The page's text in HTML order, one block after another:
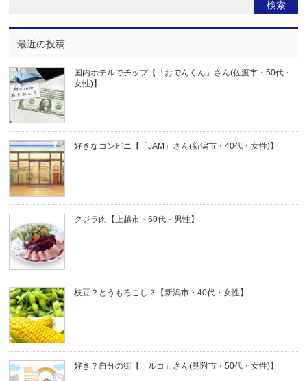
最近の投稿
国内ホテルでチップ【「おでんくん」さん(佐渡市・50代・
女性)】
好きなコンビニ【「JAM」さん(新潟市・40代・女性)】
クジラ肉【上越市・60代・男性】
枝豆？とうもろこし？【新潟市・40代・女性】
好き？自分の街【「ルコ」さん(見附市・50代・女性)】